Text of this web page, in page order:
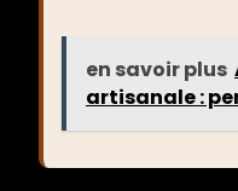
en savoir plus
artisanale :